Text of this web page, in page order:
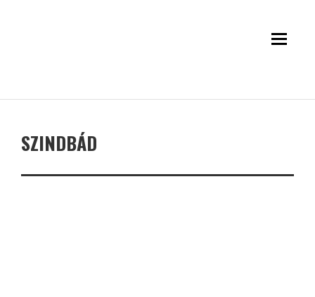
SZINDBÁD